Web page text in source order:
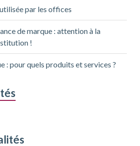
par les offices
de marque : attention à la
!
: pour quels produits et services ?